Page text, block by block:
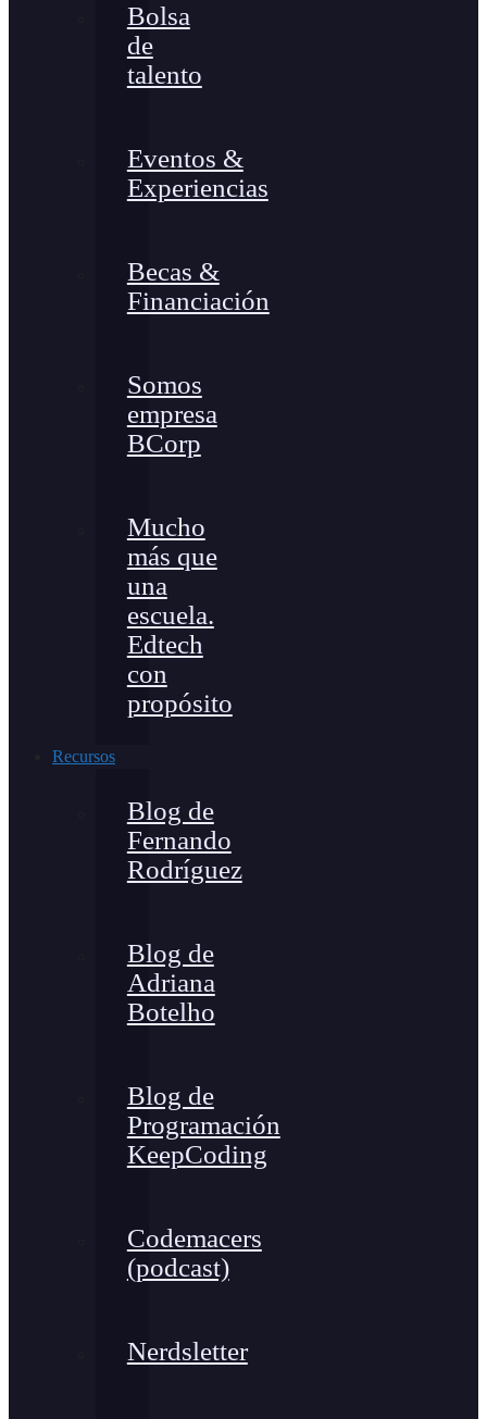
Bolsa
de
talento
Eventos &
Experiencias
Becas &
Financiación
Somos
empresa
BCorp
Mucho
más que
una
escuela.
Edtech
con
propósito
Recursos
Blog de
Fernando
Rodríguez
Blog de
Adriana
Botelho
Blog de
Programación
KeepCoding
Codemacers
(podcast)
Nerdsletter